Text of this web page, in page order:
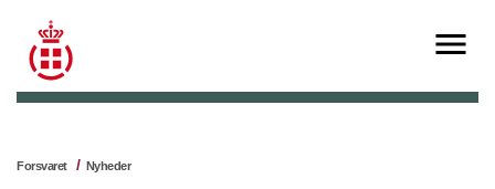
Forsvaret Nyheder